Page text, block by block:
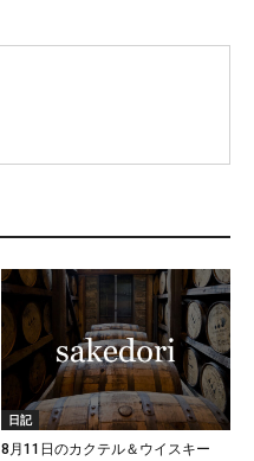
日記
8月11日のカクテル＆ウイスキー